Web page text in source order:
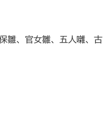
雛、官女雛、五人囃、古